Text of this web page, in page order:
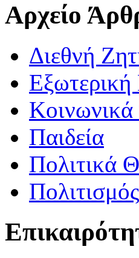
Αρχείο
Διεθνή
Εξωτερική
Παιδεία
Πολιτικά
Πολιτισμός